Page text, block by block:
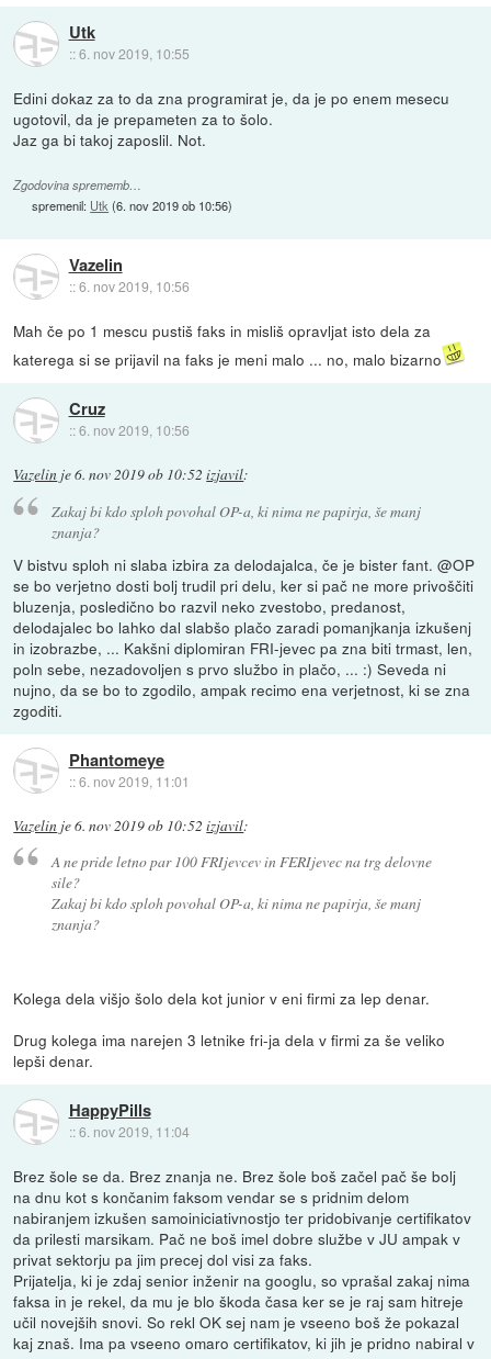
Utk
::6. nov 2019, 10:55
Edini dokaz za to da zna programirat je, da je po enem mesecu
ugotovil, da je prepameten za to šolo.
Jaz ga bi takoj zaposlil. Not.
Zgodovina sprememb…
spremenil: Utk (6. nov 2019 ob 10:56)
Vazelin
::6. nov 2019, 10:56
Mah če po 1 mescu pustiš faks in misliš opravljat isto dela za
katerega si se prijavil na faks je meni malo ... no, malo bizarno
Cruz
::6. nov 2019, 10:56
Vazelin je6. nov 2019 ob 10:52 izjavil:
Zakaj bi kdo sploh povohal OP-a, ki nima ne papirja, še manj
znanja?
V bistvu sploh ni slaba izbira za delodajalca, če je bister fant. @OP
se bo verjetno dosti bolj trudil pri delu, ker si pač ne more privoščiti
bluzenja, posledično bo razvil neko zvestobo, predanost,
delodajalec bo lahko dal slabšo plačo zaradi pomanjkanja izkušenj
in izobrazbe, ... Kakšni diplomiran FRI-jevec pa zna biti trmast, len,
poln sebe, nezadovoljen s prvo službo in plačo, ... :) Seveda ni
nujno, da se bo to zgodilo, ampak recimo ena verjetnost, ki se zna
zgoditi.
Phantomeye
::6. nov 2019, 11:01
Vazelin je6. nov 2019 ob 10:52 izjavil:
A ne pride letno par 100 FRIjevcev in FERIjevec na trg delovne
sile?
Zakaj bi kdo sploh povohal OP-a, ki nima ne papirja, še manj
znanja?
Kolega dela višjo šolo dela kot junior v eni firmi za lep denar.
Drug kolega ima narejen 3 letnike fri-ja dela v firmi za še veliko
lepši denar.
HappyPills
::6. nov 2019, 11:04
Brez šole se da. Brez znanja ne. Brez šole boš začel pač še bolj
na dnu kot s končanim faksom vendar se s pridnim delom
nabiranjem izkušen samoiniciativnostjo ter pridobivanje certifikatov
da prilesti marsikam. Pač ne boš imel dobre službe v JU ampak v
privat sektorju pa jim precej dol visi za faks.
Prijatelja, ki je zdaj senior inženir na googlu, so vprašal zakaj nima
faksa in je rekel, da mu je blo škoda časa ker se je raj sam hitreje
učil novejših snovi. So rekl OK sej nam je vseeno boš že pokazal
kaj znaš. Ima pa vseeno omaro certifikatov, ki jih je pridno nabiral v